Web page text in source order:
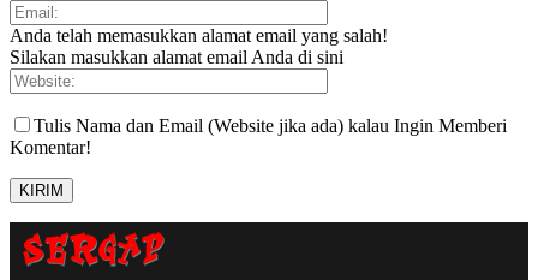
Anda telah memasukkan alamat email yang salah!
Silakan masukkan alamat email Anda di sini
Tulis Nama dan Email (Website jika ada) kalau Ingin Memberi
Komentar!